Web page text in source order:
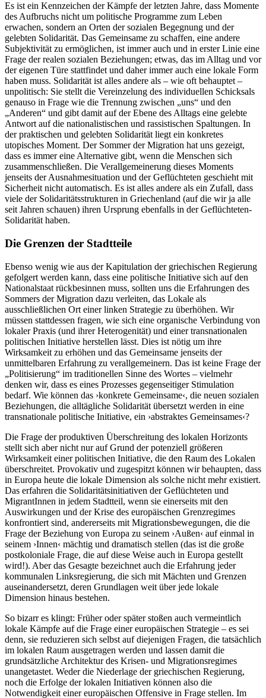
Es ist ein Kennzeichen der Kämpfe der letzten Jahre, dass Momente
des Aufbruchs nicht um politische Programme zum Leben
erwachen, sondern an Orten der sozialen Begegnung und der
gelebten Solidarität. Das Gemeinsame zu schaffen, eine andere
Subjektivität zu ermöglichen, ist immer auch und in erster Linie eine
Frage der realen sozialen Beziehungen; etwas, das im Alltag und vor
der eigenen Türe stattfindet und daher immer auch eine lokale Form
haben muss. Solidarität ist alles andere als – wie oft behauptet –
unpolitisch: Sie stellt die Vereinzelung des individuellen Schicksals
genauso in Frage wie die Trennung zwischen „uns“ und den
„Anderen“ und gibt damit auf der Ebene des Alltags eine gelebte
Antwort auf die nationalistischen und rassistischen Spaltungen. In
der praktischen und gelebten Solidarität liegt ein konkretes
utopisches Moment. Der Sommer der Migration hat uns gezeigt,
dass es immer eine Alternative gibt, wenn die Menschen sich
zusammenschließen. Die Verallgemeinerung dieses Moments
jenseits der Ausnahmesituation und der Geflüchteten geschieht mit
Sicherheit nicht automatisch. Es ist alles andere als ein Zufall, dass
viele der Solidaritätsstrukturen in Griechenland (auf die wir ja alle
seit Jahren schauen) ihren Ursprung ebenfalls in der Geflüchteten-
Solidarität haben.
Die Grenzen der Stadtteile
Ebenso wenig wie aus der Kapitulation der griechischen Regierung
gefolgert werden kann, dass eine politische Initiative sich auf den
Nationalstaat rückbesinnen muss, sollten uns die Erfahrungen des
Sommers der Migration dazu verleiten, das Lokale als
ausschließlichen Ort einer linken Strategie zu überhöhen. Wir
müssen stattdessen fragen, wie sich eine organische Verbindung von
lokaler Praxis (und ihrer Heterogenität) und einer transnationalen
politischen Initiative herstellen lässt. Dies ist nötig um ihre
Wirksamkeit zu erhöhen und das Gemeinsame jenseits der
unmittelbaren Erfahrung zu verallgemeinern. Das ist keine Frage der
„Politisierung“ im traditionellen Sinne des Wortes – vielmehr
denken wir, dass es eines Prozesses gegenseitiger Stimulation
bedarf. Wie können das ›konkrete Gemeinsame‹, die neuen sozialen
Beziehungen, die alltägliche Solidarität übersetzt werden in eine
transnationale politische Initiative, ein ›abstraktes Gemeinsames‹?
Die Frage der produktiven Überschreitung des lokalen Horizonts
stellt sich aber nicht nur auf Grund der potenziell größeren
Wirksamkeit einer politischen Initiative, die den Raum des Lokalen
überschreitet. Provokativ und zugespitzt können wir behaupten, dass
in Europa heute die lokale Dimension als solche nicht mehr existiert.
Das erfahren die Solidaritätsinitiativen der Geflüchteten und
MigrantInnen in jedem Stadtteil, wenn sie einerseits mit den
Auswirkungen und der Krise des europäischen Grenzregimes
konfrontiert sind, andererseits mit Migrationsbewegungen, die die
Frage der Beziehung von Europa zu seinem ›Außen‹ auf einmal in
seinem ›Innen‹ mächtig und dramatisch stellen (das ist die große
postkoloniale Frage, die auf diese Weise auch in Europa gestellt
wird!). Aber das Gesagte bezeichnet auch die Erfahrung jeder
kommunalen Linksregierung, die sich mit Mächten und Grenzen
auseinandersetzt, deren Grundlagen weit über jede lokale
Dimension hinaus bestehen.
So bizarr es klingt: Früher oder später stoßen auch vermeintlich
lokale Kämpfe auf die Frage einer europäischen Strategie – es sei
denn, sie reduzieren sich selbst auf diejenigen Fragen, die tatsächlich
im lokalen Raum ausgetragen werden und lassen damit die
grundsätzliche Architektur des Krisen- und Migrationsregimes
unangetastet. Weder die Niederlage der griechischen Regierung,
noch die Erfolge der lokalen Initiativen können also die
Notwendigkeit einer europäischen Offensive in Frage stellen. Im